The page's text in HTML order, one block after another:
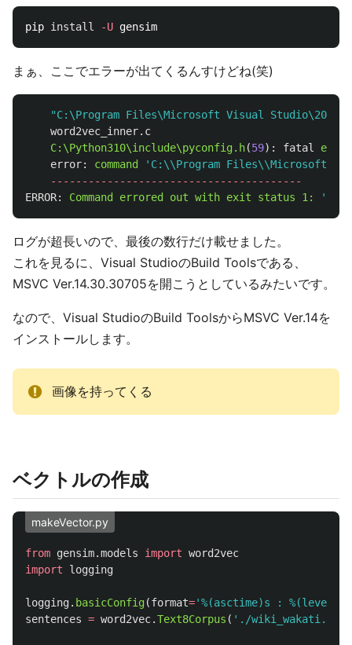
pip install -U
まぁ、ここでエラーが出てくるんすけどね(笑)
"C:\Program Files\Microsoft Visual
word2vec_inner.c
C:\Python310\include\pyconfig.h(59): fatal
error
error:
command
'C:\\Program Files\\Microsoft
----------------------------------------
ERROR:
Command errored out with exit status 1:
ログが超長いので、最後の数行だけ載せました。
これを見るに、Visual StudioのBuild Toolsである、
MSVC Ver.14.30.30705を開こうとしているみたいです。
なので、Visual StudioのBuild ToolsからMSVC Ver.14を
インストールします。
画像を持ってくる
ベクトルの作成
makeVector.py
from gensim.models import word2vec
import
logging
logging. basicConfig(format='%(asctime)s :
sentences = word2vec.Text8Corpus ( ' ./wiki_wakati.txt